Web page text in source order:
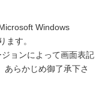
Windows
ます。
ョンによって画面表記
あらかじめ御了承下さ